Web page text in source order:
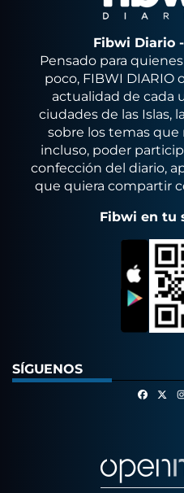
Fibwi Diario
Pensado para
poco, FIBWI DIARIO
actualidad de cada
ciudades de las Islas,
sobre los temas que
incluso, poder
confección del diario,
que quiera compartir
Fibwi en tu
SÍGUENOS